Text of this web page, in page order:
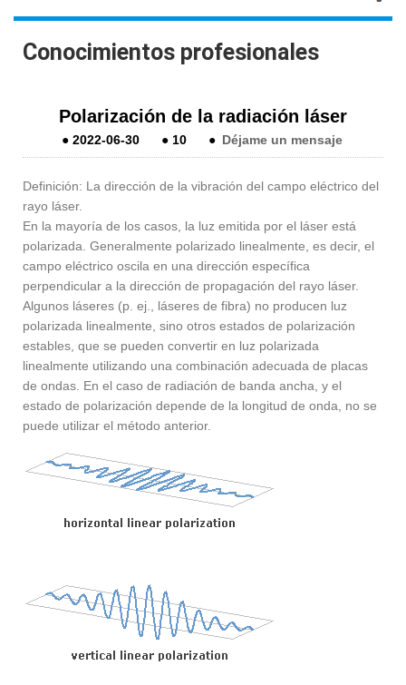
Conocimientos profesionales
Polarización de la radiación láser
● 2022-06-30 ● 10 ● Déjame un mensaje
Definición: La dirección de la vibración del campo eléctrico del
rayo láser.
En la mayoría de los casos, la luz emitida por el láser está
polarizada. Generalmente polarizado linealmente, es decir, el
campo eléctrico oscila en una dirección específica
perpendicular a la dirección de propagación del rayo láser.
Algunos láseres (p. ej., láseres de fibra) no producen luz
polarizada linealmente, sino otros estados de polarización
estables, que se pueden convertir en luz polarizada
linealmente utilizando una combinación adecuada de placas
de ondas. En el caso de radiación de banda ancha, y el
estado de polarización depende de la longitud de onda, no se
puede utilizar el método anterior.